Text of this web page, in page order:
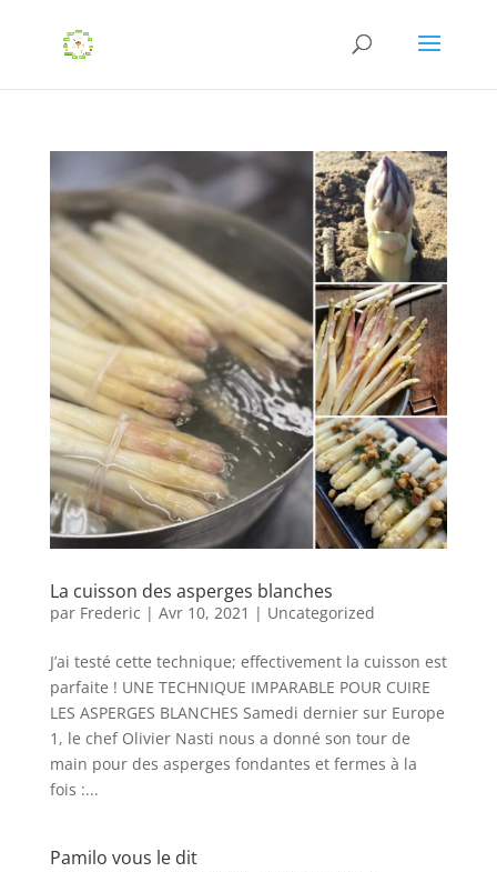
La cuisson des asperges blanches
par Frederic | Avr 10, 2021 | Uncategorized
J’ai testé cette technique; effectivement la cuisson est
parfaite ! UNE TECHNIQUE IMPARABLE POUR CUIRE
LES ASPERGES BLANCHES Samedi dernier sur Europe
1, le chef Olivier Nasti nous a donné son tour de
main pour des asperges fondantes et fermes à la
fois :...
Pamilo vous le dit